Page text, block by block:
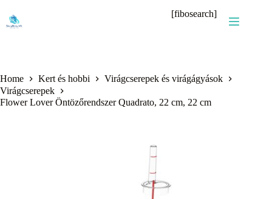
content
[fibosearch]
Home Kert és hobbi
Virágcserepek és virágágyások
Virágcserepek
Flower Lover Öntözőrendszer Quadrato, 22 cm, 22 cm